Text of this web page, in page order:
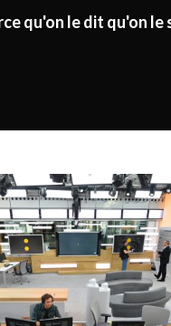
qu'on le dit qu'on le